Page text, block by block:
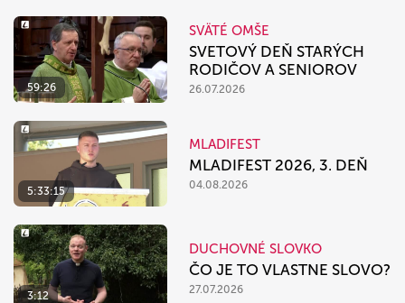
59:26
SVÄTÉ OMŠE
SVETOVÝ DEŇ STARÝCH
RODIČOV A SENIOROV
26.07.2026
5:33:15
MLADIFEST
MLADIFEST 2026, 3. DEŇ
04.08.2026
3:12
DUCHOVNÉ SLOVKO
ČO JE TO VLASTNE SLOVO?
27.07.2026